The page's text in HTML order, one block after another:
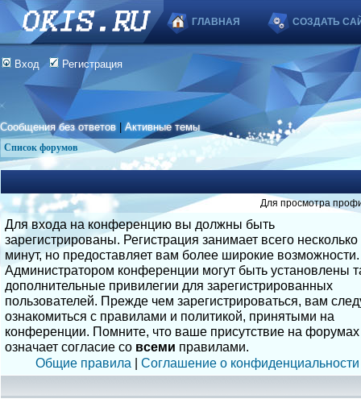
ГЛАВНАЯ СОЗДАТЬ
Вход Регистрация
Сообщения без ответов |Активные темы
Список форумов
Для просмотра
Для входа на конференцию вы должны быть
зарегистрированы. Регистрация занимает всего несколько
минут, но предоставляет вам более широкие возможности.
Администратором конференции могут быть установлены
дополнительные привилегии для зарегистрированных
пользователей. Прежде чем зарегистрироваться, вам
ознакомиться с правилами и политикой, принятыми на
конференции. Помните, что ваше присутствие на форумах
означает согласие со всеми правилами.
Общие правила | Соглашение о конфиденциальности